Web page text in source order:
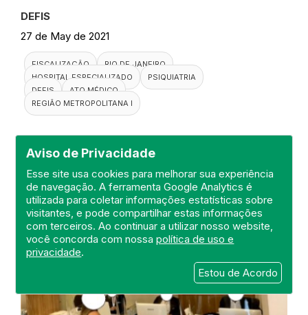
Aviso de Privacidade
Esse site usa cookies para melhorar sua experiência
de navegação. A ferramenta Google Analytics é
utilizada para coletar informações estatísticas sobre
visitantes, e pode compartilhar estas informações
com terceiros. Ao continuar a utilizar nosso website,
você concorda com nossapolítica de uso e
privacidade.
Estou de Acordo
DEFIS
27 de May de 2021
FISCALIZAÇÃO
RIO DE JANEIRO
HOSPITAL ESPECIALIZADO
PSIQUIATRIA
DEFIS
ATO MÉDICO
REGIÃO METROPOLITANA I